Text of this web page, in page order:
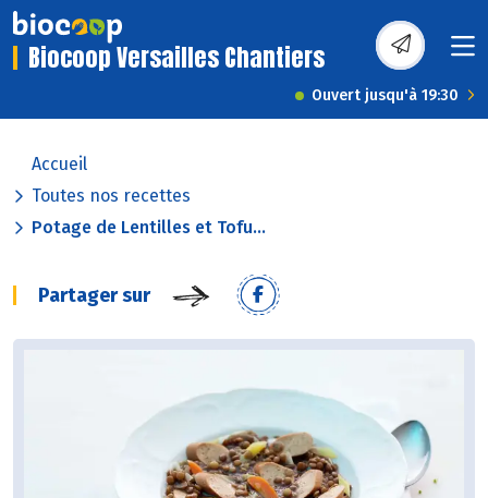
Biocoop Versailles Chantiers
Ouvert jusqu'à 19:30
Accueil
Toutes nos recettes
Potage de Lentilles et Tofu...
Partager sur